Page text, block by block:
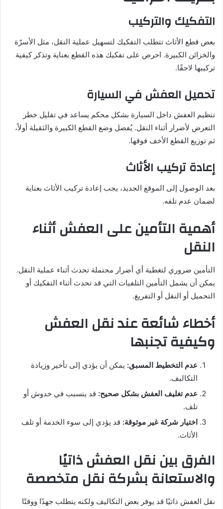
التفكيك والتركيب
بعض قطع الأثاث تتطلب التفكيك لتسهيل عملية النقل، مثل الأسرّة
والخزائن الكبيرة. احرص على تفكيك هذه القطع بعناية وتذكر كيفية
تركيبها لاحقًا.
تحميل العفش في السيارة
تنظيم العفش داخل السيارة بشكل محكم يساعد في تقليل خطر
التعرض لأضرار أثناء النقل. يُفضل وضع القطع الكبيرة والثقيلة أولاً،
ثم توزيع القطع الأخف فوقها.
إعادة تركيب الأثاث
بعد الوصول إلى الموقع الجديد، يجب إعادة تركيب الأثاث بعناية
لضمان عدم تلفه.
أهمية التأمين على العفش أثناء
النقل
التأمين ضروري لتغطية أي أضرار محتملة تحدث أثناء عملية النقل.
يمكن أن يشمل التأمين التلفيات التي قد تحدث أثناء التفكيك أو
التحميل أو النقل أو التفريغ.
أخطاء شائعة عند نقل العفش
وكيفية تجنبها
عدم التخطيط المسبق: يمكن أن يؤدي إلى تأخير وزيادة
التكاليف.
عدم تغليف العفش بشكل صحيح: قد يتسبب في خدوش أو
تلف.
اختيار شركة غير موثوقة: قد يؤدي إلى سوء الخدمة أو تلف
الأثاث.
الفرق بين نقل العفش ذاتيًا
والاستعانة بشركة نقل متخصصة
نقل العفش ذاتيًا قد يوفر بعض التكاليف ولكنه يتطلب جهدًا ووقتًا